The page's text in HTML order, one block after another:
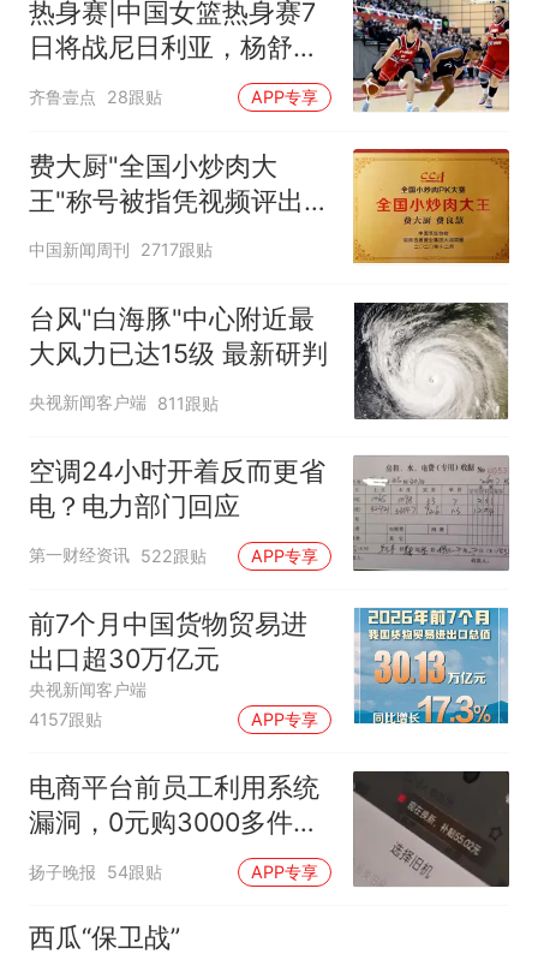
热身赛|中国女篮热身赛7
日将战尼日利亚，杨舒予
有望出战
齐鲁壹点 28跟贴 APP专享
费大厨"全国小炒肉大
王"称号被指凭视频评出
官方回应
中国新闻周刊 2717跟贴
台风"白海豚"中心附近最
大风力已达15级 最新研判
央视新闻客户端 811跟贴
空调24小时开着反而更省
电？电力部门回应
第一财经资讯 522跟贴 APP专享
前7个月中国货物贸易进
出口超30万亿元
央视新闻客户端
4157跟贴
APP专享
电商平台前员工利用系统
漏洞，0元购3000多件家
扬子晚报 54跟贴 APP专享
西瓜“保卫战”